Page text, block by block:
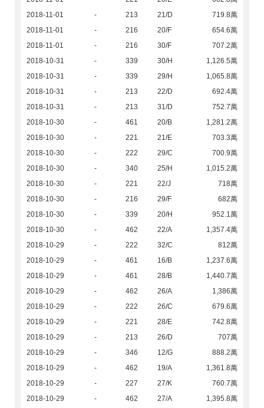
2018-11-01
- 213 21/D
719.8萬
2018-11-01
- 216 20/F
654.6萬
2018-11-01
- 216 30/F
707.2萬
2018-10-31
- 339 30/H
1,126.5萬
2018-10-31
- 339 29/H
1,065.8萬
2018-10-31
- 213 22/D
692.4萬
2018-10-31
- 213 31/D
752.7萬
2018-10-30
- 461 20/B
1,281.2萬
2018-10-30
- 221 21/E
703.3萬
2018-10-30
- 222 29/C
700.9萬
2018-10-30
- 340 25/H
1,015.2萬
2018-10-30
- 221 22/J
718萬
2018-10-30
- 216 29/F
682萬
2018-10-30
- 339 20/H
952.1萬
2018-10-30
- 462 22/A
1,357.4萬
2018-10-29
- 222 32/C
812萬
2018-10-29
- 461 16/B
1,237.6萬
2018-10-29
- 461 28/B
1,440.7萬
2018-10-29
- 462 26/A
1,386萬
2018-10-29
- 222 26/C
679.6萬
2018-10-29
- 221 28/E
742.8萬
2018-10-29
- 213 26/D
707萬
2018-10-29
- 346 12/G
888.2萬
2018-10-29
- 462 19/A
1,361.8萬
2018-10-29
- 227 27/K
760.7萬
2018-10-29
- 462 27/A
1,395.8萬